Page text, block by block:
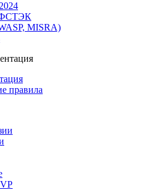
ФСТЭК
MISRA)
правила